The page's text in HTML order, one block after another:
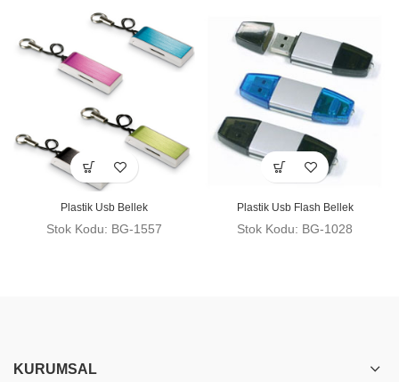
Plastik Usb Bellek
Stok Kodu: BG-1557
Plastik Usb Flash Bellek
Stok Kodu: BG-1028
KURUMSAL